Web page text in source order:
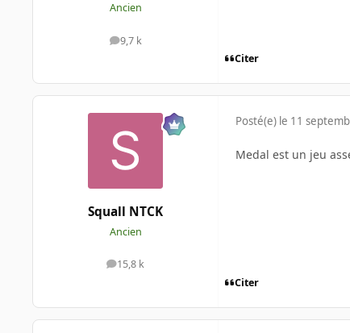
Ancien
9,7 k
messages
Citer
Squall NTCK
Ancien
15,8 k
messages
Posté(e) le 11
Medal est un jeu
Citer